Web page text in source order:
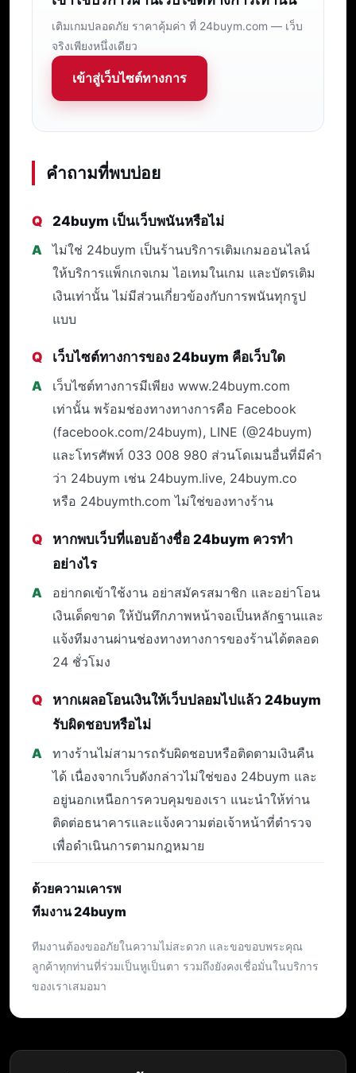
เติมเกมปลอดภัย ราคาคุ้มค่า ที่ 24buym.com — เว็บ
จริงเพียงหนึ่งเดียว
เข้าสู่เว็บไซต์ทางการ
คำถามที่พบบ่อย
24buym เป็นเว็บพนันหรือไม่
ไม่ใช่ 24buym เป็นร้านบริการเติมเกมออนไลน์
ให้บริการแพ็กเกจเกม ไอเทมในเกม และบัตรเติม
เงินเท่านั้น ไม่มีส่วนเกี่ยวข้องกับการพนันทุกรูป
แบบ
เว็บไซต์ทางการของ 24buym คือเว็บใด
เว็บไซต์ทางการมีเพียง www.24buym.com
เท่านั้น พร้อมช่องทางทางการคือ Facebook
(facebook.com/24buym), LINE (@24buym)
และโทรศัพท์ 033 008 980 ส่วนโดเมนอื่นที่มีคำ
ว่า 24buym เช่น 24buym.live, 24buym.co
หรือ 24buymth.com ไม่ใช่ของทางร้าน
หากพบเว็บที่แอบอ้างชื่อ 24buym ควรทำ
อย่างไร
อย่ากดเข้าใช้งาน อย่าสมัครสมาชิก และอย่าโอน
เงินเด็ดขาด ให้บันทึกภาพหน้าจอเป็นหลักฐานและ
แจ้งทีมงานผ่านช่องทางทางการของร้านได้ตลอด
24 ชั่วโมง
หากเผลอโอนเงินให้เว็บปลอมไปแล้ว 24buym
รับผิดชอบหรือไม่
ทางร้านไม่สามารถรับผิดชอบหรือติดตามเงินคืน
ได้ เนื่องจากเว็บดังกล่าวไม่ใช่ของ 24buym และ
อยู่นอกเหนือการควบคุมของเรา แนะนำให้ท่าน
ติดต่อธนาคารและแจ้งความต่อเจ้าหน้าที่ตำรวจ
เพื่อดำเนินการตามกฎหมาย
ด้วยความเคารพ
ทีมงาน 24buym
ทีมงานต้องขออภัยในความไม่สะดวก และขอขอบพระคุณ
ลูกค้าทุกท่านที่ร่วมเป็นหูเป็นตา รวมถึงยังคงเชื่อมั่นในบริการ
ของเราเสมอมา